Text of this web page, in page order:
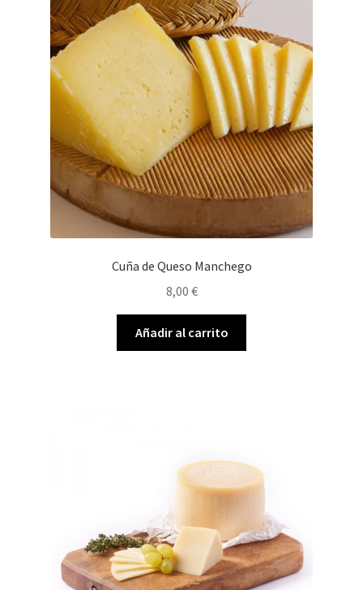
Cuña de Queso Manchego
8,00 €
Añadir al carrito